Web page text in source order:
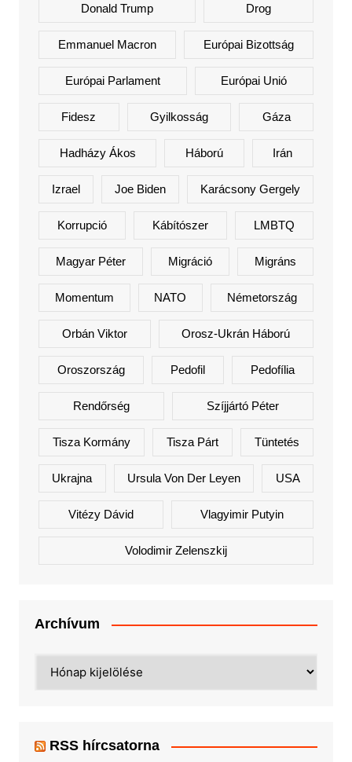
Donald Trump Drog
Emmanuel Macron Európai Bizottság
Európai Parlament Európai Unió
Fidesz Gyilkosság Gáza
Hadházy Ákos Háború Irán
Izrael Joe Biden Karácsony Gergely
Korrupció Kábítószer LMBTQ
Magyar Péter Migráció Migráns
Momentum NATO Németország
Orbán Viktor Orosz-Ukrán Háború
Oroszország Pedofil Pedofília
Rendőrség Szíjjártó Péter
Tisza Kormány Tisza Párt Tüntetés
Ukrajna Ursula Von Der Leyen USA
Vitézy Dávid Vlagyimir Putyin
Volodimir Zelenszkij
Archívum
RSS hírcsatorna